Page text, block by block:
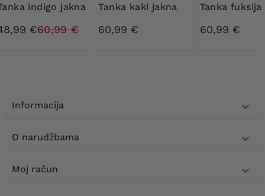
Tanka indigo jakna
€60,99 €
Tanka kaki jakna
60,99 €
Tanka
60,99 €
Informacija 
O narudžbama 
Moj račun 